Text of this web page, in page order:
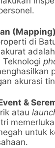
di
Teknologi
akurasi
&
atau
untuk